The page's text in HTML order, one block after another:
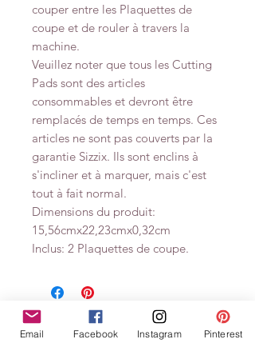
couper entre les Plaquettes de
coupe et de rouler à travers la
machine.
Veuillez noter que tous les Cutting
Pads sont des articles
consommables et devront être
remplacés de temps en temps. Ces
articles ne sont pas couverts par la
garantie Sizzix. Ils sont enclins à
s'incliner et à marquer, mais c'est
tout à fait normal.
Dimensions du produit:
15,56cmx22,23cmx0,32cm
Inclus: 2 Plaquettes de coupe.
Productos
Email Facebook Instagram Pinterest